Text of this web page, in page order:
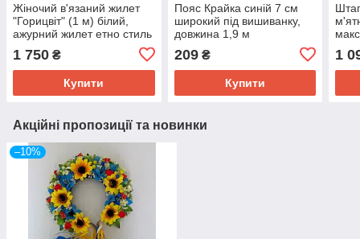
Жіночий в'язаний жилет
"Горицвіт" (1 м) білий,
ажурний жилет етно стиль
1 750 ₴
Купити
Пояс Крайка синій 7 см
широкий під вишиванку,
довжина 1,9 м
209₴
Купити
1
Акційні пропозиції та новинки
–10%